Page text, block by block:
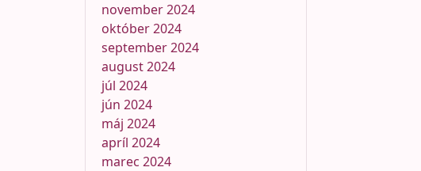
november 2024
október 2024
september 2024
august 2024
júl 2024
jún 2024
máj 2024
apríl 2024
marec 2024